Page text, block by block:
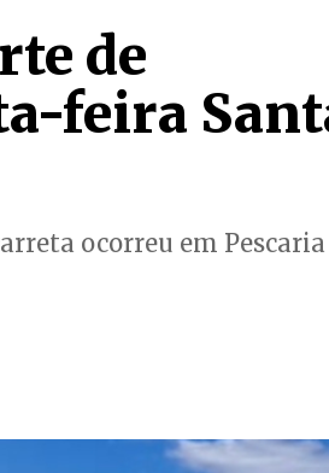
de
feira
ocorreu em